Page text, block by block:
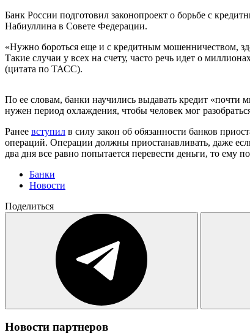
Банк России подготовил законопроект о борьбе с
Набиуллина в Совете Федерации.
«Нужно бороться еще и с кредитным мошенничеством,
Такие случаи у всех на счету, часто речь идет о
(цитата по ТАСС).
По ее словам, банки научились выдавать кредит «почти
нужен период охлаждения, чтобы человек мог
Ранее вступил в силу закон об обязанности банков
операций. Операции должны приостанавливать, даже
два дня все равно попытается перевести деньги, то ему
Банки
Новости
Поделиться
Новости партнеров